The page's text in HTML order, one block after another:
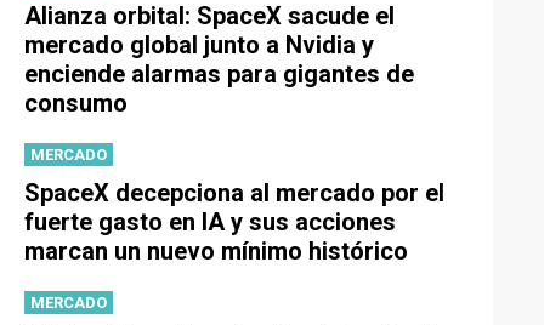
Alianza orbital: SpaceX sacude el
mercado global junto a Nvidia y
enciende alarmas para gigantes de
consumo
MERCADO
SpaceX decepciona al mercado por el
fuerte gasto en IA y sus acciones
marcan un nuevo mínimo histórico
MERCADO